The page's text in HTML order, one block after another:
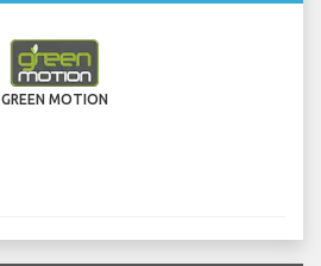
GREEN MOTION